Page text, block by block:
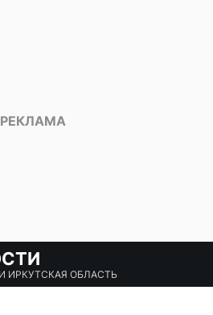
ИРКУТСКАЯ ОБЛАСТЬ